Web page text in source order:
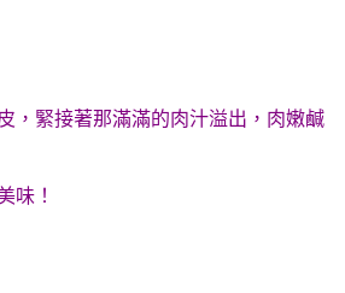
，緊接著那滿滿的肉汁溢出，肉嫩鹹
味！